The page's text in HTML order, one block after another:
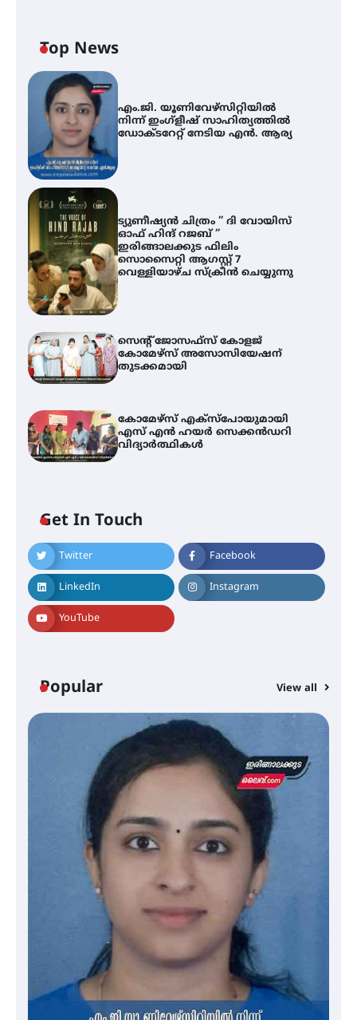
Top News
എം.ജി. യൂണിവേഴ്‌സിറ്റിയിൽ
നിന്ന് ഇംഗ്ളീഷ് സാഹിത്യത്തിൽ
ഡോക്ടറേറ്റ് നേടിയ എൻ. ആര്യ
ട്യുണീഷ്യൻ ചിത്രം ” ദി വോയിസ്
ഓഫ് ഹിന്ദ് റജബ് ”
ഇരിങ്ങാലക്കുട ഫിലിം
സൊസൈറ്റി ആഗസ്റ്റ് 7
വെള്ളിയാഴ്ച സ്‌ക്രീൻ ചെയ്യുന്നു
സെന്റ് ജോസഫ്സ് കോളജ്
കോമേഴ്‌സ് അസോസിയേഷന്
തുടക്കമായി
കോമേഴ്സ് എക്സ്പോയുമായി
എസ് എൻ ഹയർ സെക്കൻഡറി
വിദ്യാർത്ഥികൾ
Get In Touch
Twitter Facebook
LinkedIn Instagram
YouTube
Popular View all
ഫിലിം സൊസൈറ്റി ആഗസ്റ്റ് 7
സെന്റ് ജോസഫ്സ് കോളജ്
കോമേഴ്‌സ് അസോസിയേഷന്
തുടക്കമായി
കോമേഴ്സ് എക്സ്പോയുമായി
എസ് എൻ ഹയർ സെക്കൻഡറി
സർഗ്ഗസാഹിതി- കവിതാസംഗമം
2026 കവിതാ ചർച്ച കാട്ടൂർ, ടി. കെ.
ബാലൻ ഹാളിൽ 16ന്